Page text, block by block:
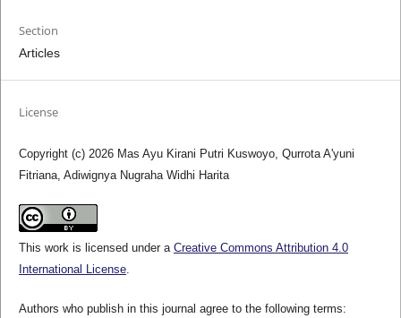
Section
Articles
License
Copyright (c) 2026 Mas Ayu Kirani Putri Kuswoyo, Qurrota A'yuni
Fitriana, Adiwignya Nugraha Widhi Harita
This work is licensed under a Creative Commons Attribution 4.0
International License.
Authors who publish in this journal agree to the following terms: